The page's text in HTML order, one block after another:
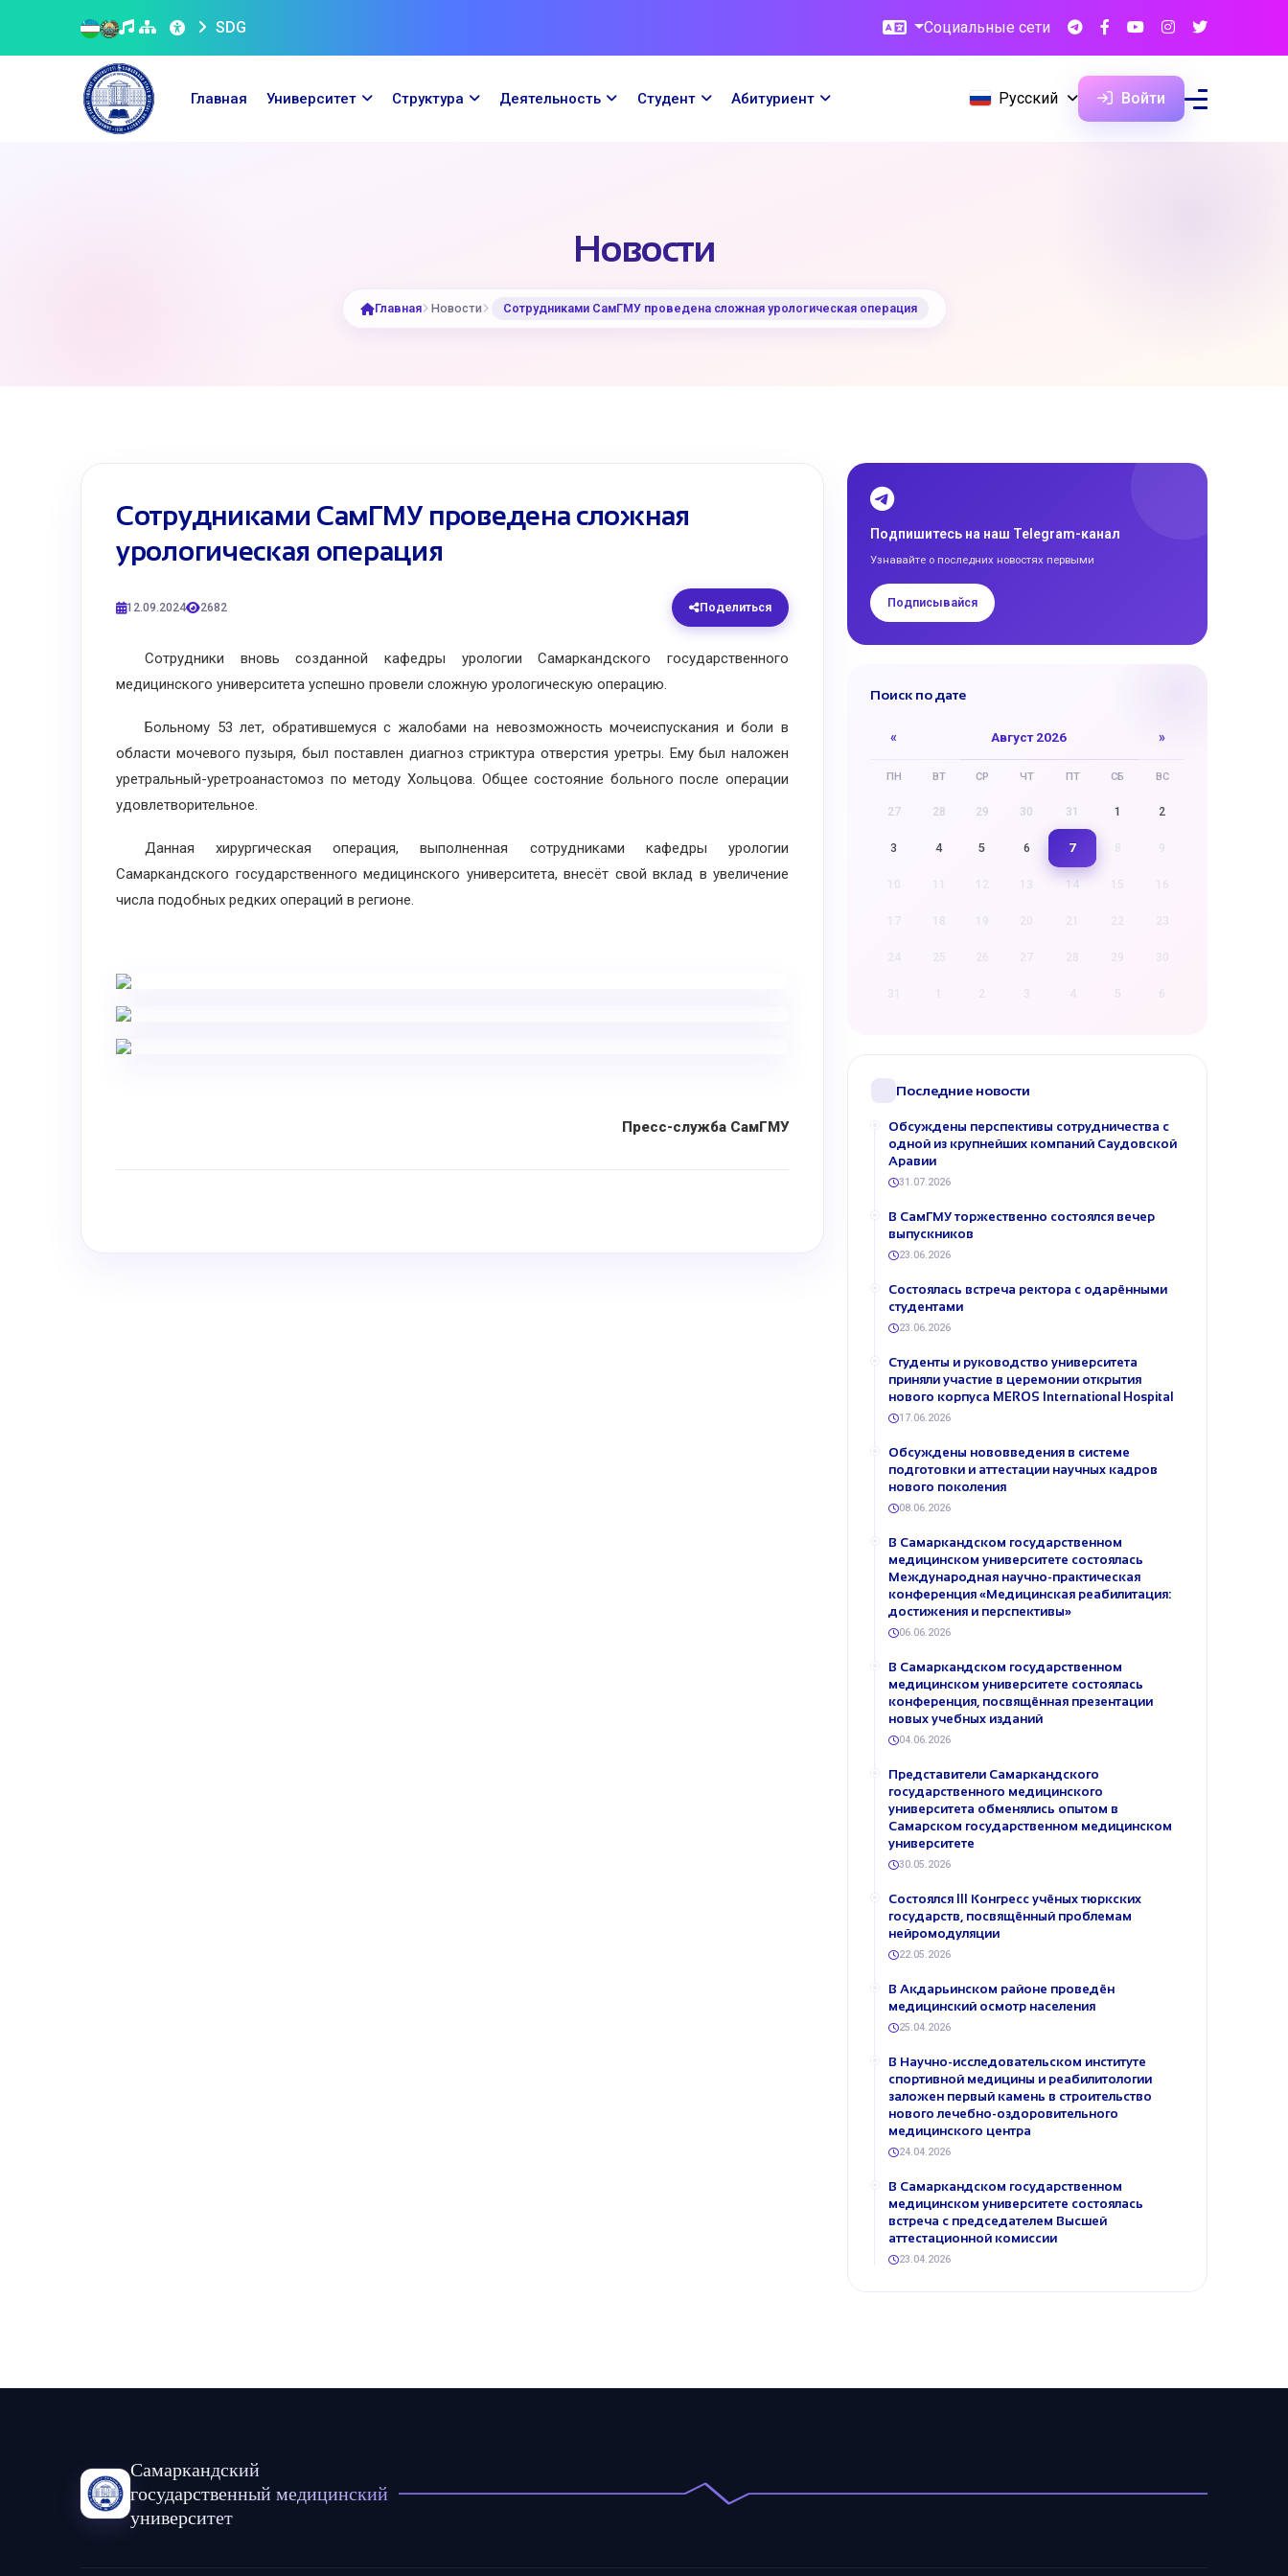
SDG Социальные сети
Главная Университет Структура Деятельность Cтудент Абитуриент Русский Войти
Новости
Главная Новости Сотрудниками СамГМУ проведена сложная урологическая операция
Сотрудниками СамГМУ проведена сложная
урологическая операция
12.09.2024 2682 Поделиться
Сотрудники вновь созданной кафедры урологии Самаркандского государственного
медицинского университета успешно провели сложную урологическую операцию.
Больному 53 лет, обратившемуся с жалобами на невозможность мочеиспускания и боли в
области мочевого пузыря, был поставлен диагноз стриктура отверстия уретры. Ему был наложен
уретральный-уретроанастомоз по методу Хольцова. Общее состояние больного после операции
удовлетворительное.
Данная хирургическая операция, выполненная сотрудниками кафедры урологии
Самаркандского государственного медицинского университета, внесёт свой вклад в увеличение
числа подобных редких операций в регионе.
Пресс-служба СамГМУ
Подпишитесь на наш Telegram-канал
Узнавайте о последних новостях первыми
Подписывайся
Поиск по дате
« Август 2026 »
ПН ВТ СР ЧТ ПТ СБ ВС
27 28 29 30 31 1 2
3 4 5 6 7
14 16
22 23
28 29 30
4 5 6
Последние новости
Обсуждены перспективы сотрудничества с
одной из крупнейших компаний Саудовской
Аравии
31.07.2026
В СамГМУ торжественно состоялся вечер
выпускников
23.06.2026
Состоялась встреча ректора с одарёнными
студентами
23.06.2026
Студенты и руководство университета
приняли участие в церемонии открытия
нового корпуса MEROS International Hospital
17.06.2026
Обсуждены нововведения в системе
подготовки и аттестации научных кадров
нового поколения
08.06.2026
В Самаркандском государственном
медицинском университете состоялась
Международная научно-практическая
конференция «Медицинская реабилитация:
достижения и перспективы»
06.06.2026
В Самаркандском государственном
медицинском университете состоялась
конференция, посвящённая презентации
новых учебных изданий
04.06.2026
Представители Самаркандского
государственного медицинского
университета обменялись опытом в
Самарском государственном медицинском
университете
30.05.2026
Состоялся III Конгресс учёных тюркских
государств, посвящённый проблемам
нейромодуляции
22.05.2026
В Акдарьинском районе проведён
медицинский осмотр населения
25.04.2026
В Научно-исследовательском институте
спортивной медицины и реабилитологии
заложен первый камень в строительство
нового лечебно-оздоровительного
медицинского центра
24.04.2026
В Самаркандском государственном
медицинском университете состоялась
встреча с председателем Высшей
аттестационной комиссии
23.04.2026
Самаркандский
государственный медицинский
университет